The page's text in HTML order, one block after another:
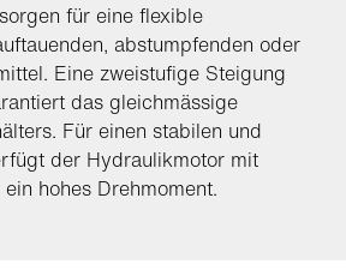
für eine flexible
abstumpfenden oder
Eine zweistufige Steigung
das gleichmässige
Für einen stabilen und
der Hydraulikmotor mit
hohes Drehmoment.